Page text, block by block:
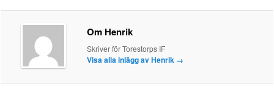
Om Henrik
Skriver för Torestorps IF
Visa alla inlägg av Henrik →